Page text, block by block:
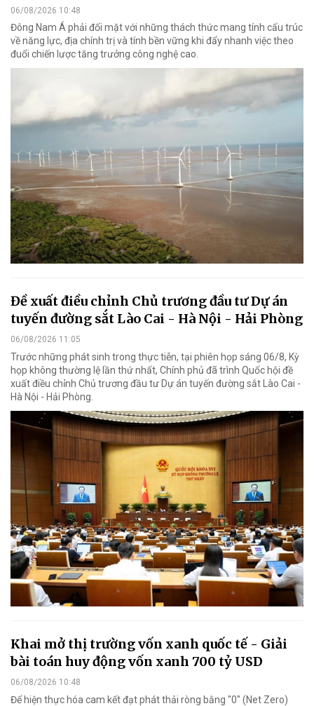
06/08/2026 10:48
Đông Nam Á phải đối mặt với những thách thức mang tính cấu trúc
về năng lực, địa chính trị và tính bền vững khi đẩy nhanh việc theo
đuổi chiến lược tăng trưởng công nghệ cao.
Đề xuất điều chỉnh Chủ trương đầu tư Dự án
tuyến đường sắt Lào Cai - Hà Nội - Hải Phòng
06/08/2026 11:05
Trước những phát sinh trong thực tiễn, tại phiên họp sáng 06/8, Kỳ
họp không thường lệ lần thứ nhất, Chính phủ đã trình Quốc hội đề
xuất điều chỉnh Chủ trương đầu tư Dự án tuyến đường sắt Lào Cai -
Hà Nội - Hải Phòng.
Khai mở thị trường vốn xanh quốc tế - Giải
bài toán huy động vốn xanh 700 tỷ USD
06/08/2026 10:48
Để hiện thực hóa cam kết đạt phát thải ròng bằng "0" (Net Zero)